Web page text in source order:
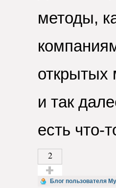
методы,
открытых
и так
есть что-
2
Голос за!
Блог пользователя